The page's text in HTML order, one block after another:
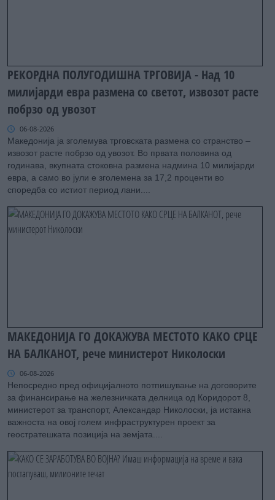
РЕКОРДНА ПОЛУГОДИШНА ТРГОВИЈА - Над 10
милијарди евра размена со светот, извозот расте
побрзо од увозот
06-08-2026
Македонија ја зголемува трговската размена со странство –
извозот расте побрзо од увозот. Во првата половина од
годинава, вкупната стоковна размена надмина 10 милијарди
евра, а само во јули е зголемена за 17,2 проценти во
споредба со истиот период лани....
МАКЕДОНИЈА ГО ДОКАЖУВА МЕСТОТО КАКО СРЦЕ
НА БАЛКАНОТ, рече министерот Николоски
06-08-2026
Непосредно пред официјалното потпишување на договорите
за финансирање на железничката делница од Коридорот 8,
министерот за транспорт, Александар Николоски, ја истакна
важноста на овој голем инфраструктурен проект за
геостратешката позиција на земјата....